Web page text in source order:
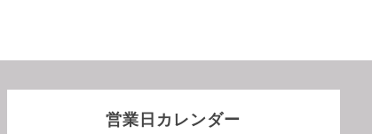
営業日カレンダー